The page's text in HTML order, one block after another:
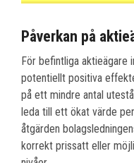
Påverkan på
För befintliga aktieägare
potentiellt positiva
på ett mindre antal
leda till ett ökat värde
åtgärden
korrekt prissatt eller